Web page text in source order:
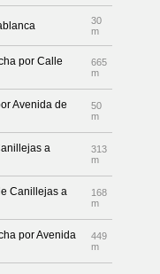
30
m
por Calle
665
m
Avenida de
50
m
a
313
m
Canillejas a
168
m
por Avenida
449
m